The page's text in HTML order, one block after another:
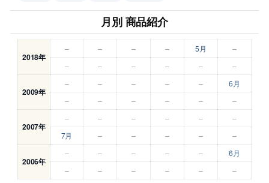
月別 商品紹介
2018年
– – – – 5月
–
–
– – – – –
2009年
– – – – –
6月
–
– – – – –
2007年
– – – – –
–
7月
– – – – –
2006年
– – – – –
6月
–
– – – – –